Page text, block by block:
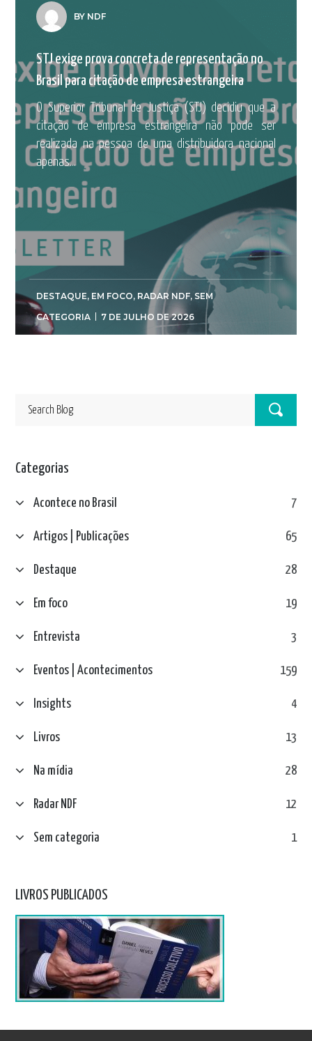
BY NDF
STJ exige prova concreta de representação no
Brasil para citação de empresa estrangeira
O Superior Tribunal de Justiça (STJ) decidiu que a
citação de empresa estrangeira não pode ser
realizada na pessoa de uma distribuidora nacional
apenas...
DESTAQUE, EM FOCO, RADAR NDF, SEM
CATEGORIA
7 DE JULHO DE 2026
Categorias
Acontece no Brasil 7
Artigos | Publicações 65
Destaque 28
Em foco 19
Entrevista 3
Eventos | Acontecimentos 159
Insights 4
Livros 13
Na mídia 28
Radar NDF 12
Sem categoria 1
LIVROS PUBLICADOS